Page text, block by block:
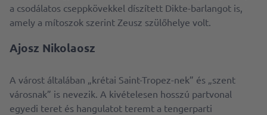
a csodálatos cseppkövekkel díszített Dikte-barlangot is,
amely a mítoszok szerint Zeusz szülőhelye volt.
Ajosz Nikolaosz
A várost általában „krétai Saint-Tropez-nek” és „szent
városnak” is nevezik. A kivételesen hosszú partvonal
egyedi teret és hangulatot teremt a tengerparti